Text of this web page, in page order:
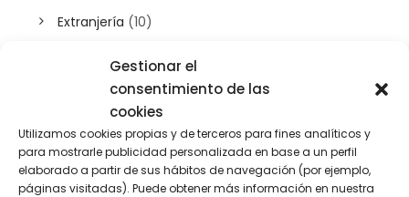
Gestionar el
consentimiento de las
cookies
Utilizamos cookies propias y de terceros para fines analíticos y
para mostrarle publicidad personalizada en base a un perfil
elaborado a partir de sus hábitos de navegación (por ejemplo,
páginas visitadas). Puede obtener más información en nuestra
Extranjería (10)
Inteligencia artificial(3)
Patrimonio(5)
Plusvalía(2)